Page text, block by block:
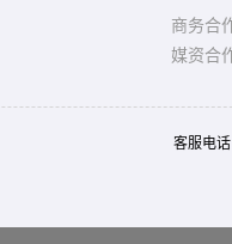
商务合
媒资合
客服电